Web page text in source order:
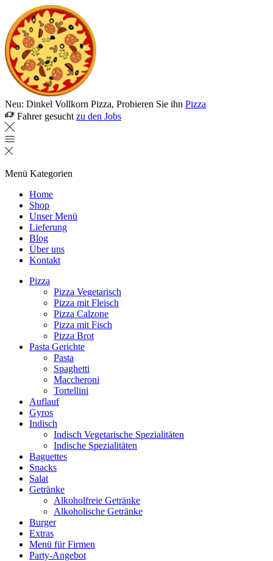
Neu: Dinkel Vollkorn Pizza, Probieren Sie ihn Pizza
Fahrer gesucht zu den Jobs
Menü Kategorien
Home
Shop
Unser Menü
Lieferung
Blog
Über uns
Kontakt
Pizza
Pizza Vegetarisch
Pizza mit Fleisch
Pizza Calzone
Pizza mit Fisch
Pizza Brot
Pasta Gerichte
Pasta
Spaghetti
Maccheroni
Tortellini
Auflauf
Gyros
Indisch
Indisch Vegetarische Spezialitäten
Indische Spezialitäten
Baguettes
Snacks
Salat
Getränke
Alkoholfreie Getränke
Alkoholische Getränke
Burger
Extras
Menü für Firmen
Party-Angebot